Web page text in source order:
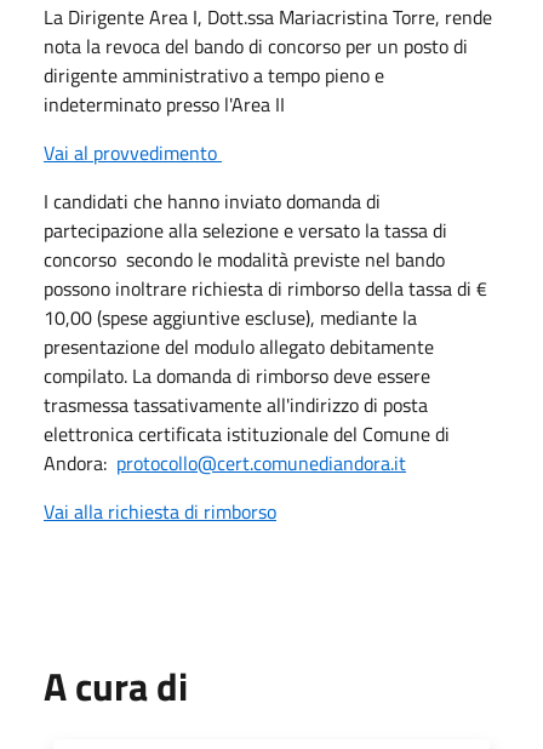
La Dirigente Area I, Dott.ssa Mariacristina Torre, rende
nota la revoca del bando di concorso per un posto di
dirigente amministrativo a tempo pieno e
indeterminato presso l'Area II
Vai al provvedimento
I candidati che hanno inviato domanda di
partecipazione alla selezione e versato la tassa di
concorso secondo le modalità previste nel bando
possono inoltrare richiesta di rimborso della tassa di €
10,00 (spese aggiuntive escluse), mediante la
presentazione del modulo allegato debitamente
compilato. La domanda di rimborso deve essere
trasmessa tassativamente all'indirizzo di posta
elettronica certificata istituzionale del Comune di
Andora: protocollo@cert.comunediandora.it
Vai alla richiesta di rimborso
A cura di